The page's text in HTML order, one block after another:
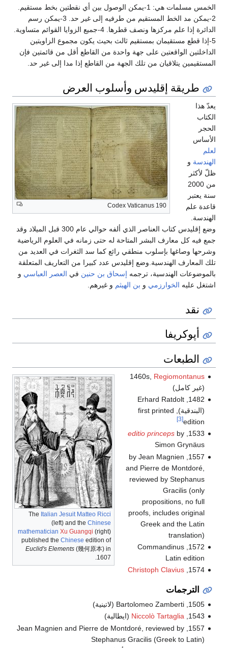
الخمس مسلمات هي: 1-يمكن الوصول بين أي نقطتين بخط مستقيم.
2-يمكن مد الخط المستقيم من طرفيه إلى غير حد. 3-يمكن رسم
الدائرة إذا علم مركزها ونصف قطرها. 4-جميع الزوايا القوائم متساوية.
5-إذا قطع مستقيمان بمستقيم ثالث بحيث يكون مجموع الزاويتين
الداخلتين الواقعتين على جهة واحدة من القاطع أقل من قائمتين فإن
المستقيمين يتلاقيان من تلك الجهة من القاطع إذا مدا إلى غير حد.
طريقة إقليدس وأسلوب العرض
Codex Vaticanus 190
يعدّ هذا
الكتاب
الحجر
الأساس
لعلم
الهندسة و
ظلّ لأكثر
من 2000
سنة يعتبر
قاعدة علم
الهندسة.
وضع إقليدس كتاب العناصر الذي ألفه حوالي عام 300 قبل الميلاد وقد
جمع فيه كل معارف البشر المتاحة له حتى زمانه في العلوم الرياضية
وشرحها وصاغها بإسلوب منطقي رائع كما سد الثغرات في العديد من
تلك المعارف الهندسية.وضع إقليدس عدد كبيرا من التعاريف المتعلقة
بالموضوعات الهندسية، ترجمه إسحاق بن حنين في العصر العباسي و
اشتغل عليه الخوارزمي و بن الهيثم و غيرهم.
نقد
أپوكريفا
الطبعات
The Italian Jesuit Matteo Ricci
(left) and the Chinese
mathematician Xu Guangqi (right)
published the Chinese edition of
Euclid's Elements (幾何原本) in
1607.
1460s, Regiomontanus
(غير كامل)
1482, Erhard Ratdolt
(البندقية), first printed
edition
[3]
1533,
editio princepsby
Simon Grynäus
1557, by Jean Magnien
and Pierre de Montdoré,
reviewed by Stephanus
Gracilis (only
propositions, no full
proofs, includes original
Greek and the Latin
translation)
1572, Commandinus
Latin edition
1574,
Christoph Clavius
الترجمات
1505, Bartolomeo Zamberti (لاتينية)
1543,
Niccolò Tartaglia (ايطالية)
1557, Jean Magnien and Pierre de Montdoré, reviewed by
Stephanus Gracilis (Greek to Latin)